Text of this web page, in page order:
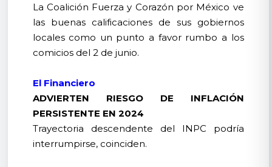
La Coalición Fuerza y Corazón por México ve
las buenas calificaciones de sus gobiernos
locales como un punto a favor rumbo a los
comicios del 2 de junio.
El Financiero
ADVIERTEN RIESGO DE INFLACIÓN
PERSISTENTE EN 2024
Trayectoria descendente del INPC podría
interrumpirse, coinciden.